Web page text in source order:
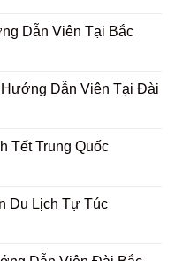
Dẫn Viên Tại Bắc
Dẫn Viên Tại Đài
Tết Trung Quốc
Du Lịch Tự Túc